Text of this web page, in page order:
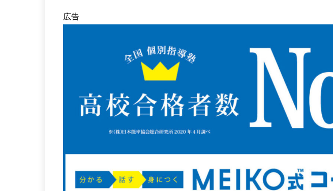
広告